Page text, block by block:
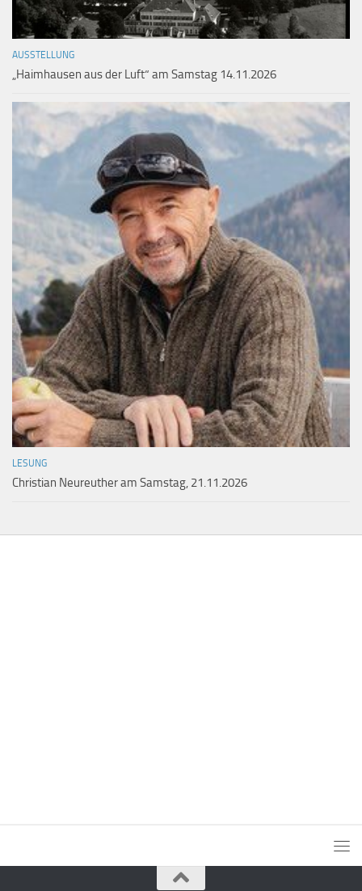
AUSSTELLUNG
„Haimhausen aus der Luft“ am Samstag 14.11.2026
LESUNG
Christian Neureuther am Samstag, 21.11.2026